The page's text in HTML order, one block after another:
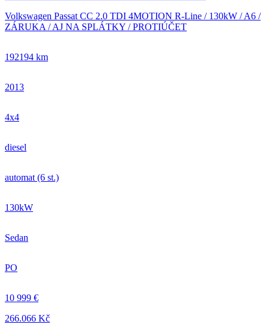
Volkswagen Passat CC 2.0 TDI 4MOTION R-Line / 130kW / A6 /
ZÁRUKA / AJ NA SPLÁTKY / PROTIÚČET
192194 km
2013
4x4
diesel
automat (6 st.)
130kW
Sedan
PO
10 999 €
266.066 Kč